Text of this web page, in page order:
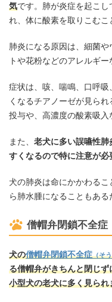
気です。肺が炎症を起こ
れ、体に酸素を取りこむこ
肺炎になる原因は、細菌
トや花粉などのアレルギー
症状は、咳、喘鳴、口呼
くなるチアノーゼが見ら
投与や、高濃度の酸素吸入
また、 老犬に多い誤嚥性
すくなるので特に注意が必
犬の肺炎は命にかかわる
ら肺水腫になることもある
僧帽弁閉鎖不全症
犬の僧帽弁閉鎖不全症（そ
る僧帽弁がきちんと閉じ
小型犬の老犬に多く見られ